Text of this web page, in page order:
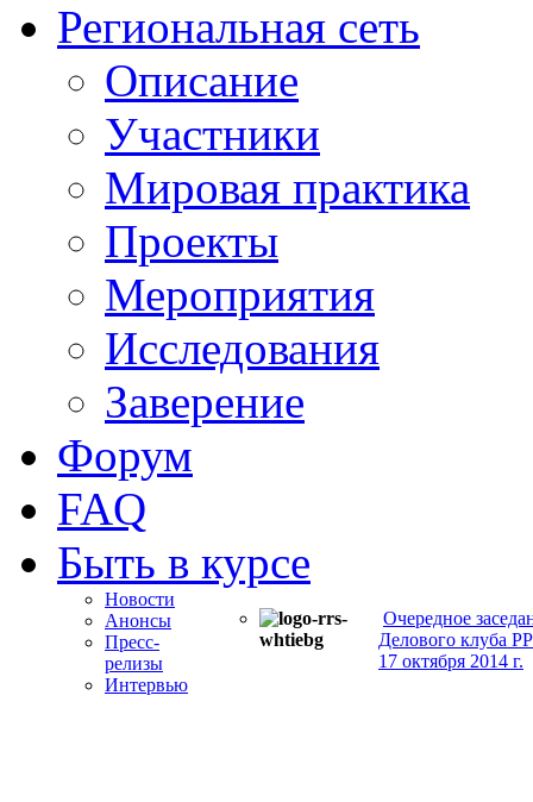
Региональная сеть
Описание
Участники
Мировая практика
Проекты
Мероприятия
Исследования
Заверение
Форум
FAQ
Быть в курсе
Новости
Анонсы
Пресс-
релизы
Интервью
Очередное
Делового клуба
17 октября 2014 г.